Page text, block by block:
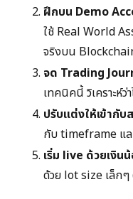
ฝึกบน Demo
ใช้ Real World
จริงบน
จด Trading
เทคนิคนี้ วิเคราะห์ว่
ปรับแต่งให้เข้ากับ
กับ timeframe แ
เริ่ม live ด้วยเงิน
ด้วย lot size เล็กๆ